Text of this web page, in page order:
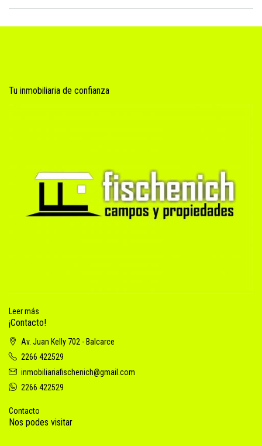
Tu inmobiliaria de confianza
Leer más
¡Contacto!
Av. Juan Kelly 702 - Balcarce
2266 422529
inmobiliariafischenich@gmail.com
2266 422529
Contacto
Nos podes visitar